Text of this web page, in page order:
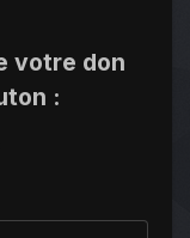
votre don
: